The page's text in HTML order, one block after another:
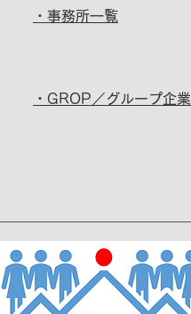
・事務所一覧
・GROP／グループ企業